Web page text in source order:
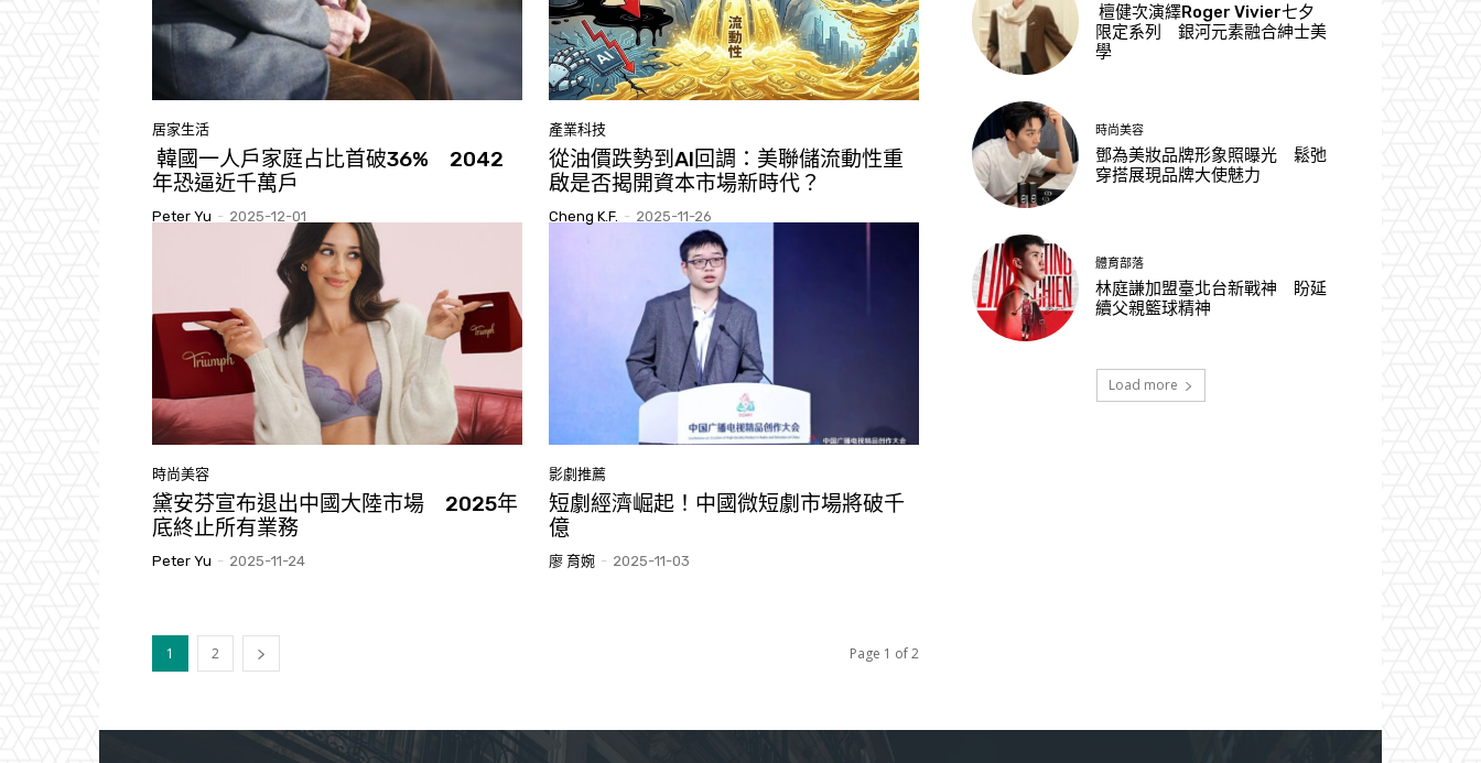
居家生活
韓國一人戶家庭占比首破36% 2042
年恐逼近千萬戶
Peter Yu - 2025-12-01
產業科技
從油價跌勢到AI回調：美聯儲流動性重
啟是否揭開資本市場新時代？
Cheng K.F. - 2025-11-26
時尚美容
黛安芬宣布退出中國大陸市場 2025年
底終止所有業務
Peter Yu - 2025-11-24
影劇推薦
短劇經濟崛起！中國微短劇市場將破千
億
廖 育婉 - 2025-11-03
1 2 Page 1 of 2
檀健次演繹Roger Vivier七夕
限定系列 銀河元素融合紳士美
學
時尚美容
鄧為美妝品牌形象照曝光 鬆弛
穿搭展現品牌大使魅力
體育部落
林庭謙加盟臺北台新戰神 盼延
續父親籃球精神
Load more